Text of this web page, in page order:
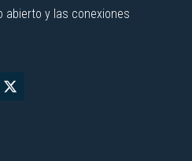
abierto y las conexiones